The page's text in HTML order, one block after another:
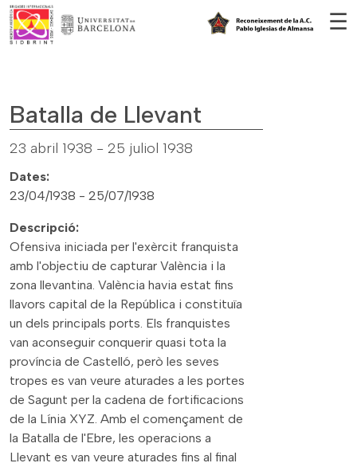
☰
Batalla de Llevant
23 abril 1938 - 25 juliol 1938
Dates:
23/04/1938 - 25/07/1938
Descripció:
Ofensiva iniciada per l'exèrcit franquista
amb l'objectiu de capturar València i la
zona llevantina. València havia estat fins
llavors capital de la República i constituïa
un dels principals ports. Els franquistes
van aconseguir conquerir quasi tota la
província de Castelló, però les seves
tropes es van veure aturades a les portes
de Sagunt per la cadena de fortificacions
de la Línia XYZ. Amb el començament de
la Batalla de l'Ebre, les operacions a
Llevant es van veure aturades fins al final